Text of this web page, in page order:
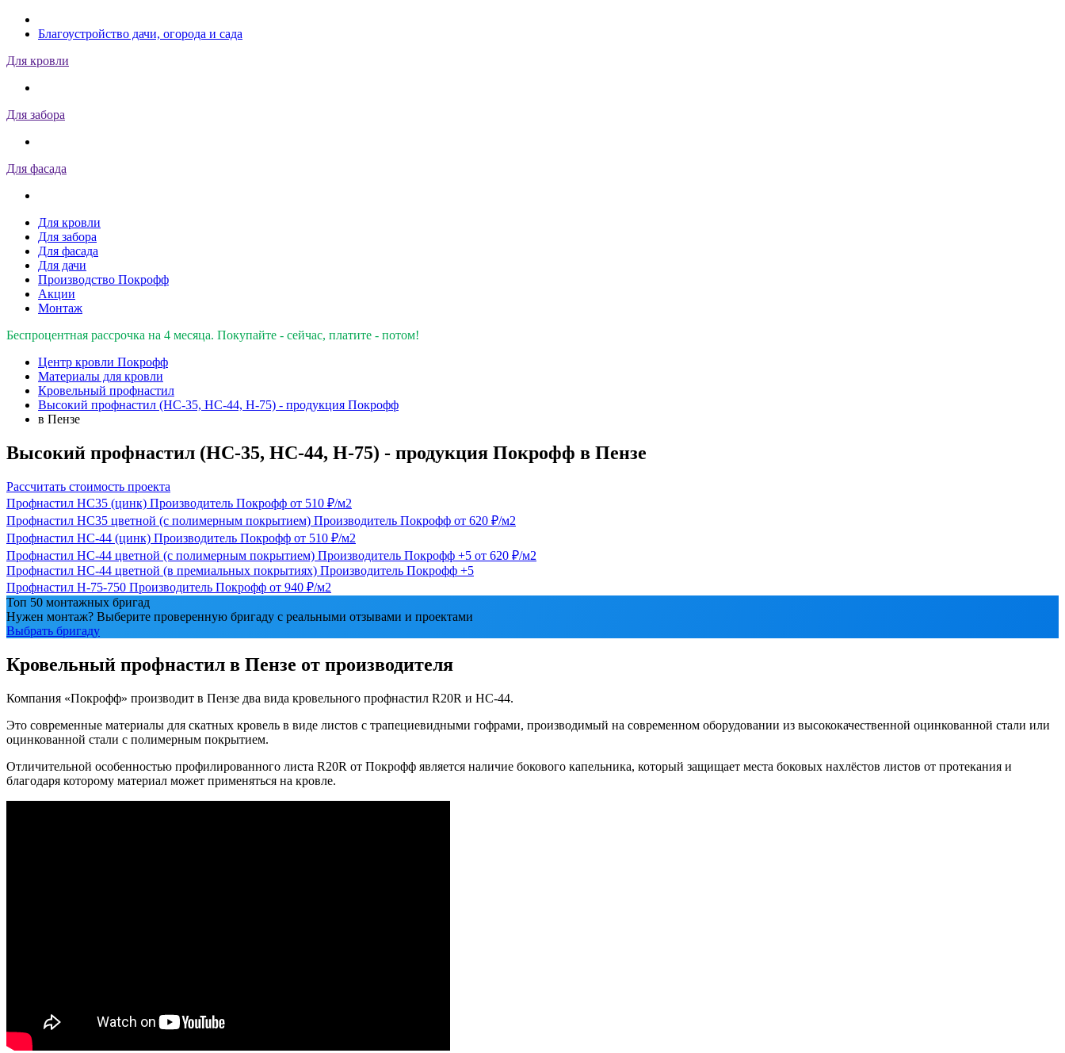
Благоустройство дачи, огорода и сада
Для кровли
Для забора
Для фасада
Для кровли
Для забора
Для фасада
Для дачи
Производство Покрофф
Акции
Монтаж
Беспроцентная рассрочка на 4 месяца. Покупайте - сейчас, платите - потом!
Центр кровли Покрофф
Материалы для кровли
Кровельный профнастил
Высокий профнастил (HC-35, HC-44, H-75) - продукция Покрофф
в Пензе
Высокий профнастил (HC-35, HC-44, H-75) - продукция Покрофф в Пензе
Рассчитать стоимость проекта
Профнастил НС35 (цинк) Производитель Покрофф от 510 ₽/м2
Профнастил НС35 цветной (с полимерным покрытием) Производитель Покрофф от 620 ₽/м2
Профнастил HС-44 (цинк) Производитель Покрофф от 510 ₽/м2
Профнастил НС-44 цветной (с полимерным покрытием) Производитель Покрофф +5 от 620 ₽/м2
Профнастил НС-44 цветной (в премиальных покрытиях) Производитель Покрофф +5
Профнастил H-75-750 Производитель Покрофф от 940 ₽/м2
Топ 50 монтажных бригад
Нужен монтаж? Выберите проверенную бригаду с реальными отзывами и проектами
Выбрать бригаду
Кровельный профнастил в Пензе от производителя
Компания «Покрофф» производит в Пензе два вида кровельного профнастил R20R и HC-44.
Это современные материалы для скатных кровель в виде листов с трапециевидными гофрами, производимый на современном оборудовании из высококачественной оцинкованной стали или
оцинкованной стали с полимерным покрытием.
Отличительной особенностью профилированного листа R20R от Покрофф является наличие бокового капельника, который защищает места боковых нахлёстов листов от протекания и
благодаря которому материал может применяться на кровле.